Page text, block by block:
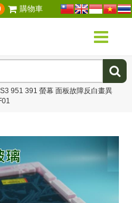
購物車
951 391 螢幕 面板故障反白畫異